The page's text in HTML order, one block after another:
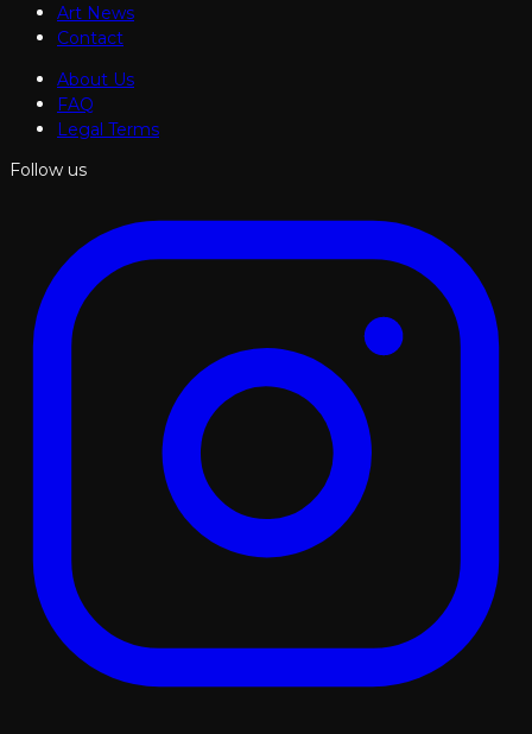
Art News
Contact
About Us
FAQ
Legal Terms
Follow us